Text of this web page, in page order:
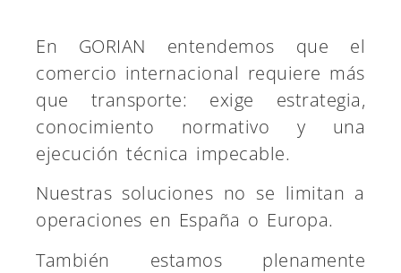
En GORIAN entendemos que el
comercio internacional requiere más
que transporte: exige estrategia,
conocimiento normativo y una
ejecución técnica impecable.
Nuestras soluciones no se limitan a
operaciones en España o Europa.
También estamos plenamente